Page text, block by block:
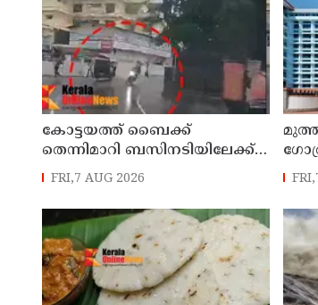
കോട്ടയത്ത്‌ ബൈക്ക്
തെന്നിമാറി ബസിനടിയിലേക്ക്
മറിഞ്ഞു; യുവതിക്ക്
ദാരുണാന്ത്യം
FRI,7 AUG 2026